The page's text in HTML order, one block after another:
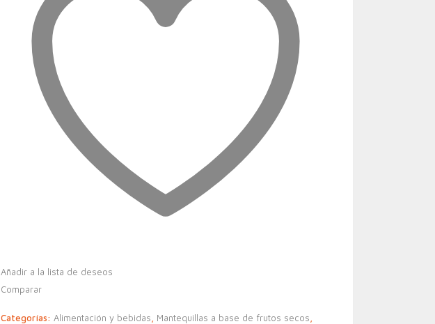
Añadir a la lista de deseos
Comparar
Categorías: Alimentación y bebidas Mantequillas a base de frutos secos